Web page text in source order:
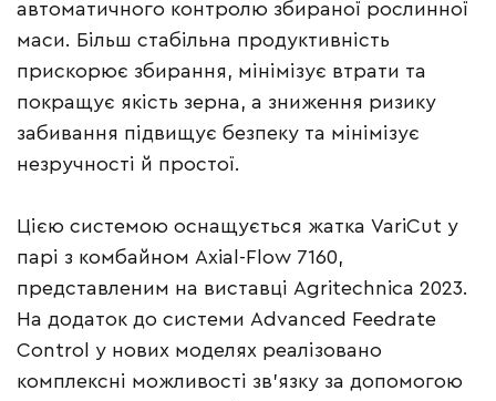
автоматичного контролю збираної рослинної
маси. Більш стабільна продуктивність
прискорює збирання, мінімізує втрати та
покращує якість зерна, а зниження ризику
забивання підвищує безпеку та мінімізує
незручності й простої.
Цією системою оснащується жатка VariCut у
парі з комбайном Axial-Flow 7160,
представленим на виставці Agritechnica 2023.
На додаток до системи Advanced Feedrate
Control у нових моделях реалізовано
комплексні можливості зв’язку за допомогою